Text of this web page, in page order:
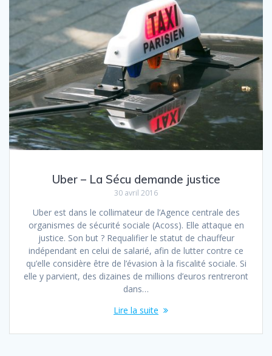
Uber – La Sécu demande justice
30 avril 2016
Uber est dans le collimateur de l’Agence centrale des
organismes de sécurité sociale (Acoss). Elle attaque en
justice. Son but ? Requalifier le statut de chauffeur
indépendant en celui de salarié, afin de lutter contre ce
qu’elle considère être de l’évasion à la fiscalité sociale. Si
elle y parvient, des dizaines de millions d’euros rentreront
dans…
Lire la suite